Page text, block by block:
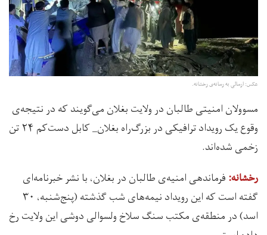
عکس: ارسالی به رسانه‌ی رخشانه.
مسوولان امنیتی طالبان در ولایت بغلان می‌گویند که در نتیجه‌ی
وقوع یک رویداد ترافیکی در بزرگ‌راه بغلان_ کابل دست‌کم ۲۴ تن
زخمی شده‌اند.
رخشانه: فرماندهی امنیه‌ی طالبان در بغلان، با نشر خبرنامه‌ای
گفته است که این رویداد نیمه‌های شب گذشته (پنج‌شنبه، ۳۰
اسد) در منطقه‌ی مکتب سنگ سلاخ ولسوالی دوشی این ولایت رخ